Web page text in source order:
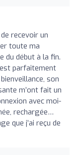
de recevoir un
toute ma
du début à la fin.
parfaitement
son
m’ont fait un
avec moi-
rechargée…
que j’ai reçu de